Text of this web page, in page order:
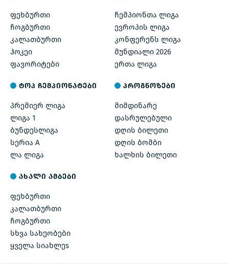
ფეხბურთი
ჩოგბურთი
კალათბურთი
ჰოკეი
ფავორიტები
ჩემპიონთა ლიგა
ევროპის ლიგა
კონფერენს ლიგა
მუნდიალი 2026
ერთა ლიგა
ტოპ ჩემპიონატები
პრემიერ ლიგა
ლიგა 1
ბუნდესლიგა
სერია A
ლა ლიგა
პროგნოზები
მიმდინარე
დასრულებული
დღის ბილეთი
დღის ბომბი
ხალხის ბილეთი
ახალი ამბები
ფეხბურთი
კალათბურთი
ჩოგბურთი
სხვა სახეობები
ყველა სიახლეs